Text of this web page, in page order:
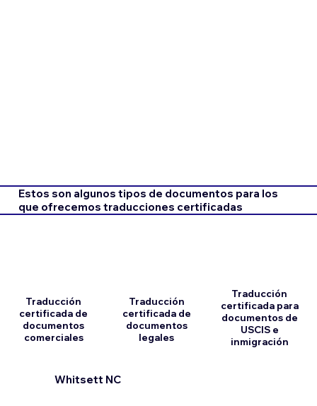
Estos son algunos tipos de documentos para los
que ofrecemos traducciones certificadas
Traducción
certificada de
documentos
comerciales
Traducción
certificada de
documentos
legales
Whitsett NC
Traducción
certificada para
documentos de
USCIS e
inmigración